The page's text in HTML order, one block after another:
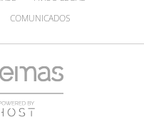
COMUNICADOS